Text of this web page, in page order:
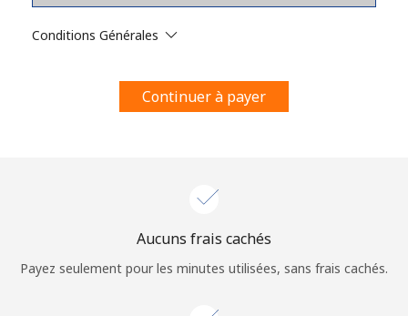
Conditions Générales
Continuer à payer
Aucuns frais cachés
Payez seulement pour les minutes utilisées, sans frais cachés.